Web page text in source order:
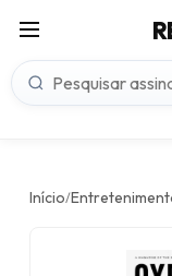
Início/